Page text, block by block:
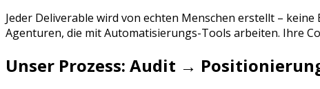
Jeder Deliverable wird von echten Menschen erstellt –
Agenturen, die mit Automatisierungs-Tools arbeiten. Ihre
Unser Prozess: Audit →